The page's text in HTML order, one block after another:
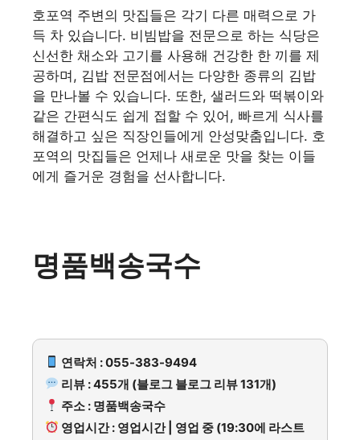
호포역 주변의 맛집들은 각기 다른 매력으로 가
득 차 있습니다. 비빔밥을 전문으로 하는 식당은
신선한 채소와 고기를 사용해 건강한 한 끼를 제
공하며, 김밥 전문점에서는 다양한 종류의 김밥
을 만나볼 수 있습니다. 또한, 샐러드와 떡볶이와
같은 간편식도 쉽게 접할 수 있어, 빠르게 식사를
해결하고 싶은 직장인들에게 안성맞춤입니다. 호
포역의 맛집들은 언제나 새로운 맛을 찾는 이들
에게 즐거운 경험을 선사합니다.
명품백송국수
연락처 : 055-383-9494
리뷰 : 455개 (블로그 블로그 리뷰 131개)
주소 : 명품백송국수
영업시간 : 영업시간 | 영업 중 (19:30에 라스트